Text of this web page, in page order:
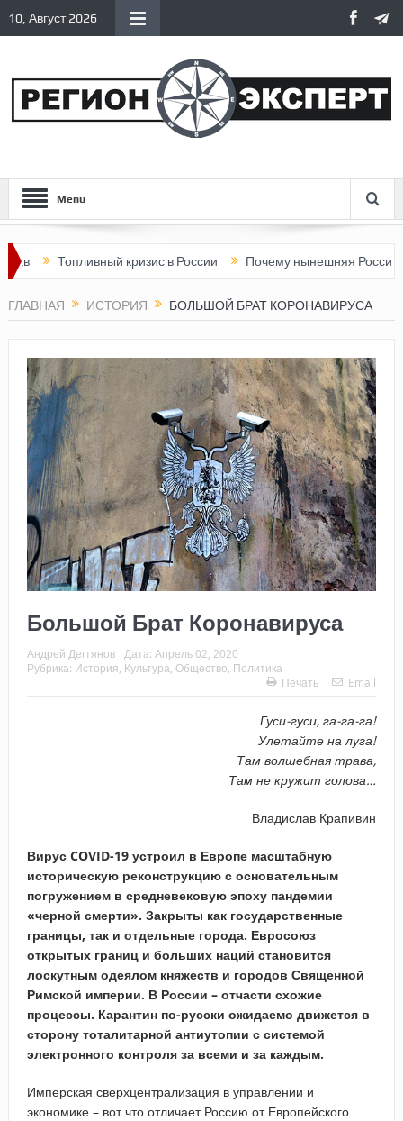
10, Август 2026
Menu
Топливный кризис в России Почему нынешняя Россия стала
ГЛАВНАЯ ИСТОРИЯ БОЛЬШОЙ БРАТ КОРОНАВИРУСА
Большой Брат Коронавируса
Андрей Дегтянов Дата: Апрель 02, 2020
Рубрика: История Культура Общество Политика
Печать
Email
Гуси-гуси, га-га-га!
Улетайте на луга!
Там волшебная трава,
Там не кружит голова…
Владислав Крапивин
Вирус COVID-19 устроил в Европе масштабную
историческую реконструкцию с основательным
погружением в средневековую эпоху пандемии
«черной смерти». Закрыты как государственные
границы, так и отдельные города. Евросоюз
открытых границ и больших наций становится
лоскутным одеялом княжеств и городов Священной
Римской империи. В России – отчасти схожие
процессы. Карантин по-русски ожидаемо движется в
сторону тоталитарной антиутопии с системой
электронного контроля за всеми и за каждым.
Имперская сверхцентрализация в управлении и
экономике – вот что отличает Россию от Европейского